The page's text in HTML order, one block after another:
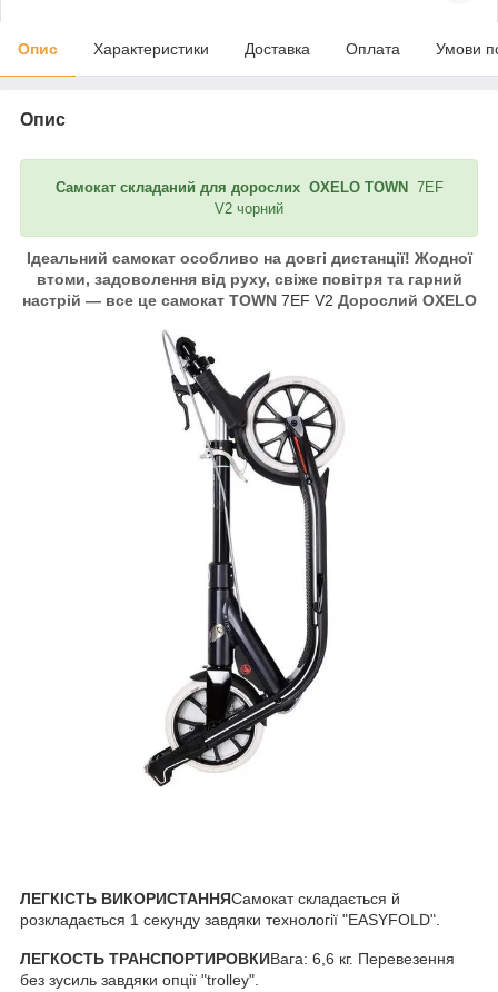
Опис Характеристики Доставка Оплата Умови
Опис
Самокат складаний для дорослих OXELO TOWN
7EF
V2 чорний
Ідеальний самокат особливо на довгі дистанції! Жодної
втоми, задоволення від руху, свіже повітря та гарний
настрій — все це самокат TOWN 7EF V2 Дорослий OXELO
ЛЕГКІСТЬ ВИКОРИСТАННЯСамокат складається й
розкладається 1 секунду завдяки технології "EASYFOLD".
ЛЕГКОСТЬ ТРАНСПОРТИРОВКИВага: 6,6 кг. Перевезення
без зусиль завдяки опції "trolley".